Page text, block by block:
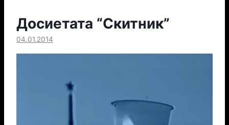
Досиетата “Скитник”
04.01.2014